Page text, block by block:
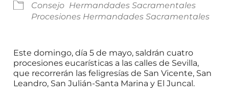
Consejo Hermandades Sacramentales
Procesiones Hermandades Sacramentales
Este domingo, día 5 de mayo, saldrán cuatro
procesiones eucarísticas a las calles de Sevilla,
que recorrerán las feligresías de San Vicente, San
Leandro, San Julián-Santa Marina y El Juncal.